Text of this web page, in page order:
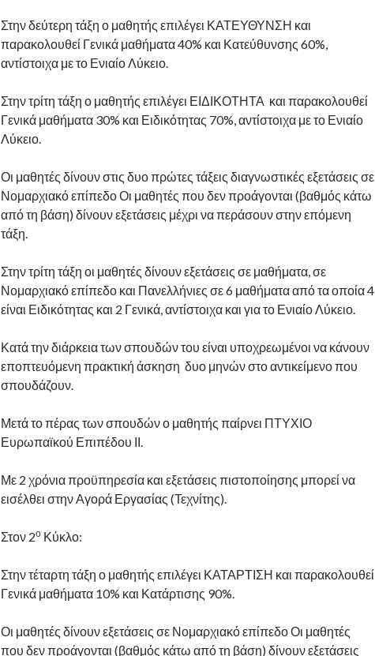
Στην δεύτερη τάξη ο μαθητής επιλέγει ΚΑΤΕΥΘΥΝΣΗ και
παρακολουθεί Γενικά μαθήματα 40% και Κατεύθυνσης 60%,
αντίστοιχα με το Ενιαίο Λύκειο.
Στην τρίτη τάξη ο μαθητής επιλέγει ΕΙΔΙΚΟΤΗΤΑ και παρακολουθεί
Γενικά μαθήματα 30% και Ειδικότητας 70%, αντίστοιχα με το Ενιαίο
Λύκειο.
Οι μαθητές δίνουν στις δυο πρώτες τάξεις διαγνωστικές εξετάσεις σε
Νομαρχιακό επίπεδο Οι μαθητές που δεν προάγονται (βαθμός κάτω
από τη βάση) δίνουν εξετάσεις μέχρι να περάσουν στην επόμενη
τάξη.
Στην τρίτη τάξη οι μαθητές δίνουν εξετάσεις σε μαθήματα, σε
Νομαρχιακό επίπεδο και Πανελλήνιες σε 6 μαθήματα από τα οποία 4
είναι Ειδικότητας και 2 Γενικά, αντίστοιχα και για το Ενιαίο Λύκειο.
Κατά την διάρκεια των σπουδών του είναι υποχρεωμένοι να κάνουν
εποπτευόμενη πρακτική άσκηση δυο μηνών στο αντικείμενο που
σπουδάζουν.
Μετά το πέρας των σπουδών ο μαθητής παίρνει ΠΤΥΧΙΟ
Ευρωπαϊκού Επιπέδου ΙΙ.
Με 2 χρόνια προϋπηρεσία και εξετάσεις πιστοποίησης μπορεί να
εισέλθει στην Αγορά Εργασίας (Τεχνίτης).
Στον 2ο Κύκλο:
Στην τέταρτη τάξη ο μαθητής επιλέγει ΚΑΤΑΡΤΙΣΗ και παρακολουθεί
Γενικά μαθήματα 10% και Κατάρτισης 90%.
Οι μαθητές δίνουν εξετάσεις σε Νομαρχιακό επίπεδο Οι μαθητές
που δεν προάγονται (βαθμός κάτω από τη βάση) δίνουν εξετάσεις